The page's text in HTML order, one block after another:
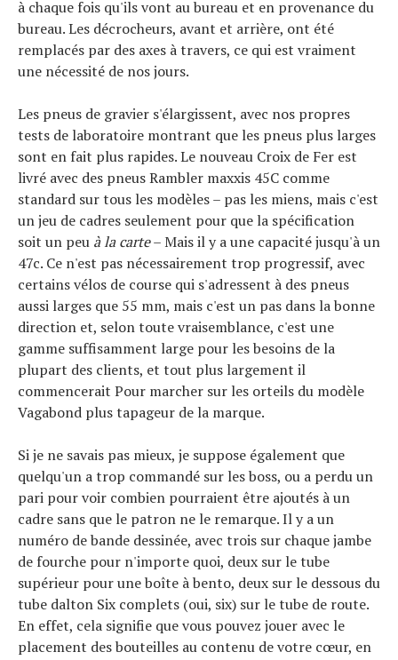
à chaque fois qu'ils vont au bureau et en provenance du
bureau. Les décrocheurs, avant et arrière, ont été
remplacés par des axes à travers, ce qui est vraiment
une nécessité de nos jours.
Les pneus de gravier s'élargissent, avec nos propres
tests de laboratoire montrant que les pneus plus larges
sont en fait plus rapides. Le nouveau Croix de Fer est
livré avec des pneus Rambler maxxis 45C comme
standard sur tous les modèles – pas les miens, mais c'est
un jeu de cadres seulement pour que la spécification
soit un peu à la carte– Mais il y a une capacité jusqu'à un
47c. Ce n'est pas nécessairement trop progressif, avec
certains vélos de course qui s'adressent à des pneus
aussi larges que 55 mm, mais c'est un pas dans la bonne
direction et, selon toute vraisemblance, c'est une
gamme suffisamment large pour les besoins de la
plupart des clients, et tout plus largement il
commencerait Pour marcher sur les orteils du modèle
Vagabond plus tapageur de la marque.
Si je ne savais pas mieux, je suppose également que
quelqu'un a trop commandé sur les boss, ou a perdu un
pari pour voir combien pourraient être ajoutés à un
cadre sans que le patron ne le remarque. Il y a un
numéro de bande dessinée, avec trois sur chaque jambe
de fourche pour n'importe quoi, deux sur le tube
supérieur pour une boîte à bento, deux sur le dessous du
tube dalton Six complets (oui, six) sur le tube de route.
En effet, cela signifie que vous pouvez jouer avec le
placement des bouteilles au contenu de votre cœur, en
Tests de produits
Conseils
Tous nos articles
À propos